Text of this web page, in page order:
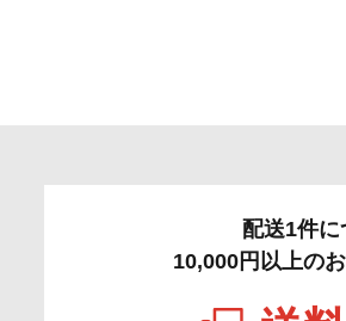
配送1件に
10,000円以上の